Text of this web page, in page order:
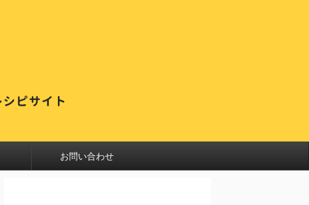
お問い合わせ